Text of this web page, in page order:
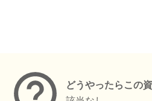
どうやったらこの